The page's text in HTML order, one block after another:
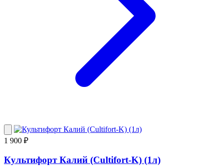
1 900 ₽
Культифорт Калий (Cultifort-K) (1л)